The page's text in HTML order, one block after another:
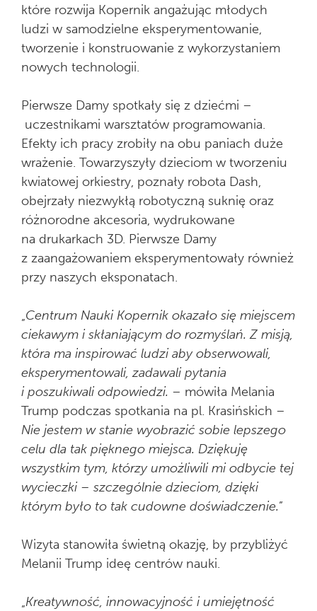
które rozwija Kopernik angażując młodych
ludzi w samodzielne eksperymentowanie,
tworzenie i konstruowanie z wykorzystaniem
nowych technologii.
Pierwsze Damy spotkały się z dziećmi –
uczestnikami warsztatów programowania.
Efekty ich pracy zrobiły na obu paniach duże
wrażenie. Towarzyszyły dzieciom w tworzeniu
kwiatowej orkiestry, poznały robota Dash,
obejrzały niezwykłą robotyczną suknię oraz
różnorodne akcesoria, wydrukowane
na drukarkach 3D. Pierwsze Damy
z zaangażowaniem eksperymentowały również
przy naszych eksponatach.
„Centrum Nauki Kopernik okazało się miejscem
ciekawym i skłaniającym do rozmyślań. Z misją,
która ma inspirować ludzi aby obserwowali,
eksperymentowali, zadawali pytania
i poszukiwali odpowiedzi. – mówiła Melania
Trump podczas spotkania na pl. Krasińskich –
Nie jestem w stanie wyobrazić sobie lepszego
celu dla tak pięknego miejsca. Dziękuję
wszystkim tym, którzy umożliwili mi odbycie tej
wycieczki – szczególnie dzieciom, dzięki
którym było to tak cudowne doświadczenie.”
Wizyta stanowiła świetną okazję, by przybliżyć
Melanii Trump ideę centrów nauki.
„Kreatywność, innowacyjność i umiejętność